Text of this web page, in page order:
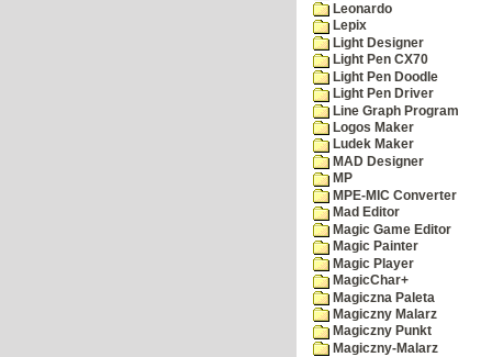
Leonardo
Lepix
Light Designer
Light Pen CX70
Light Pen Doodle
Light Pen Driver
Line Graph Program
Logos Maker
Ludek Maker
MAD Designer
MP
MPE-MIC Converter
Mad Editor
Magic Game Editor
Magic Painter
Magic Player
MagicChar+
Magiczna Paleta
Magiczny Malarz
Magiczny Punkt
Magiczny-Malarz